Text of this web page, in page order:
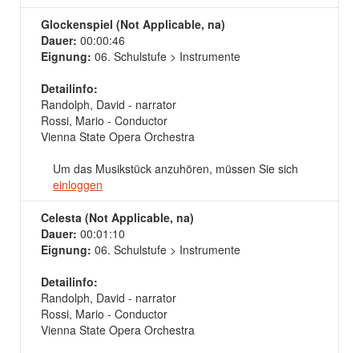
Glockenspiel (Not Applicable, na)
Dauer: 00:00:46
Eignung: 06. Schulstufe > Instrumente
Detailinfo:
Randolph, David - narrator
Rossi, Mario - Conductor
Vienna State Opera Orchestra
Um das Musikstück anzuhören, müssen Sie sich
einloggen
Celesta (Not Applicable, na)
Dauer: 00:01:10
Eignung: 06. Schulstufe > Instrumente
Detailinfo:
Randolph, David - narrator
Rossi, Mario - Conductor
Vienna State Opera Orchestra